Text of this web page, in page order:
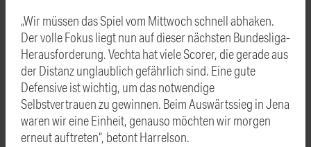
„Wir müssen das Spiel vom Mittwoch schnell abhaken.
Der volle Fokus liegt nun auf dieser nächsten Bundesliga-
Herausforderung. Vechta hat viele Scorer, die gerade aus
der Distanz unglaublich gefährlich sind. Eine gute
Defensive ist wichtig, um das notwendige
Selbstvertrauen zu gewinnen. Beim Auswärtssieg in Jena
waren wir eine Einheit, genauso möchten wir morgen
erneut auftreten“, betont Harrelson.